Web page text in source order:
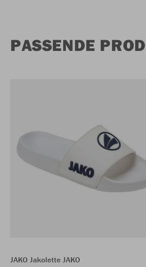
PASSENDE
JAKO Jakolette JAKO